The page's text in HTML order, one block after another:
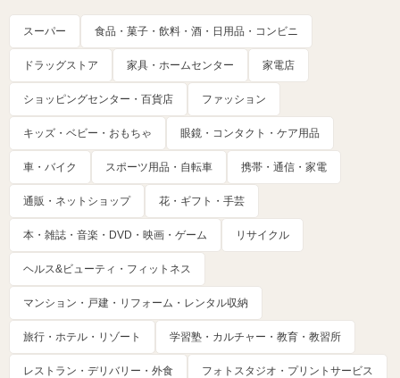
スーパー 食品・菓子・飲料・酒・日用品・コンビニ
ドラッグストア 家具・ホームセンター 家電店
ショッピングセンター・百貨店 ファッション
キッズ・ベビー・おもちゃ 眼鏡・コンタクト・ケア用品
車・バイク スポーツ用品・自転車 携帯・通信・家電
通販・ネットショップ 花・ギフト・手芸
本・雑誌・音楽・DVD・映画・ゲーム リサイクル
ヘルス&ビューティ・フィットネス
マンション・戸建・リフォーム・レンタル収納
旅行・ホテル・リゾート 学習塾・カルチャー・教育・教習所
レストラン・デリバリー・外食 フォトスタジオ・プリントサービス